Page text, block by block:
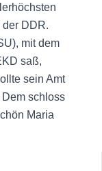
DDR.
mit dem
saß,
sein Amt
schloss
Maria